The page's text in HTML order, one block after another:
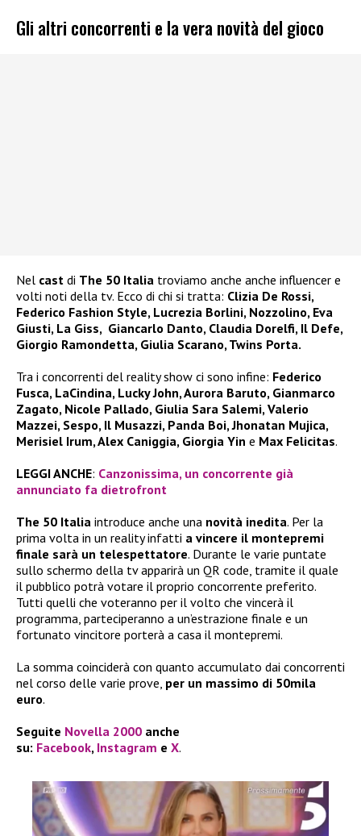
Gli altri concorrenti e la vera novità del gioco
Nel cast di The 50 Italia troviamo anche anche influencer e
volti noti della tv. Ecco di chi si tratta: Clizia De Rossi,
Federico Fashion Style, Lucrezia Borlini, Nozzolino, Eva
Giusti, La Giss, Giancarlo Danto, Claudia Dorelfi, Il Defe,
Giorgio Ramondetta, Giulia Scarano, Twins Porta.
Tra i concorrenti del reality show ci sono infine: Federico
Fusca, LaCindina, Lucky John, Aurora Baruto, Gianmarco
Zagato, Nicole Pallado, Giulia Sara Salemi, Valerio
Mazzei, Sespo, Il Musazzi, Panda Boi, Jhonatan Mujica,
Merisiel Irum, Alex Caniggia, Giorgia Yin e Max Felicitas.
LEGGI ANCHE: Canzonissima, un concorrente già
annunciato fa dietrofront
The 50 Italia introduce anche una novità inedita. Per la
prima volta in un reality infatti a vincere il montepremi
finale sarà un telespettatore. Durante le varie puntate
sullo schermo della tv apparirà un QR code, tramite il quale
il pubblico potrà votare il proprio concorrente preferito.
Tutti quelli che voteranno per il volto che vincerà il
programma, parteciperanno a un’estrazione finale e un
fortunato vincitore porterà a casa il montepremi.
La somma coinciderà con quanto accumulato dai concorrenti
nel corso delle varie prove, per un massimo di 50mila
euro.
Seguite Novella 2000 anche
su: Facebook, Instagram e X.